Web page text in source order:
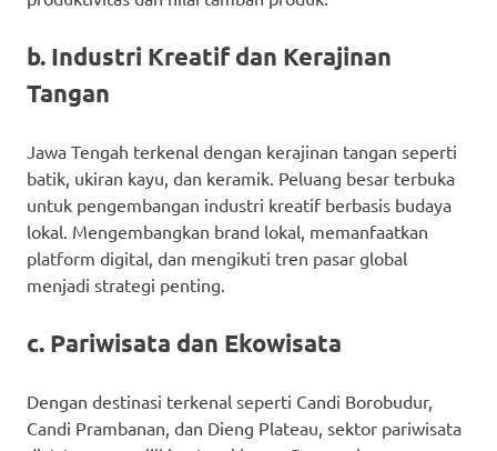
b. Industri Kreatif dan Kerajinan
Tangan
Jawa Tengah terkenal dengan kerajinan tangan seperti
batik, ukiran kayu, dan keramik. Peluang besar terbuka
untuk pengembangan industri kreatif berbasis budaya
lokal. Mengembangkan brand lokal, memanfaatkan
platform digital, dan mengikuti tren pasar global
menjadi strategi penting.
c. Pariwisata dan Ekowisata
Dengan destinasi terkenal seperti Candi Borobudur,
Candi Prambanan, dan Dieng Plateau, sektor pariwisata